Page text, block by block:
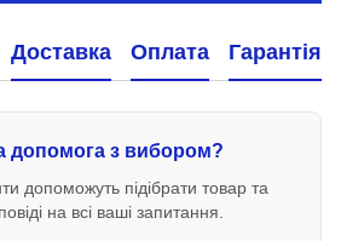
Доставка Оплата Гарантія
допомога з вибором?
допоможуть підібрати товар та
на всі ваші запитання.